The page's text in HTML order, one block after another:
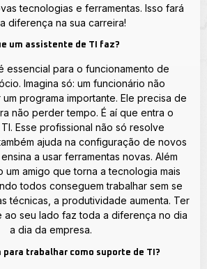
tecnologias e ferramentas. Isso fará
diferença na sua carreira!
um assistente de TI faz?
essencial para o funcionamento de
Imagina só: um funcionário não
programa importante. Ele precisa de
não perder tempo. É aí que entra o
Esse profissional não só resolve
ajuda na configuração de novos
a usar ferramentas novas. Além
um amigo que torna a tecnologia mais
todos conseguem trabalhar sem se
técnicas, a produtividade aumenta. Ter
ao seu lado faz toda a diferença no dia
a dia da empresa.
para trabalhar como suporte de TI?